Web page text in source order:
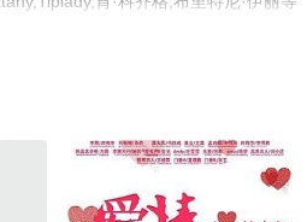
可移步至豆瓣电影、电视猫或剧情网等